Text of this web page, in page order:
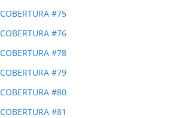
COBERTURA #75
COBERTURA #76
COBERTURA #78
COBERTURA #79
COBERTURA #80
COBERTURA #81